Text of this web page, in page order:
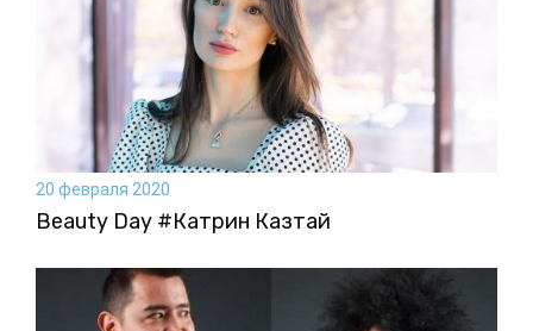
20 февраля 2020
Beauty Day #Катрин Казтай